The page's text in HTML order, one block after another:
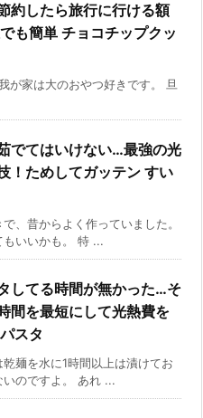
約したら旅行に行ける額
も簡単 チョコチップクッ
が家は大のおやつ好きです。 旦
でてはいけない…最強の光
！ためしてガッテン すい
、昔からよく作っていました。
いいかも。 特 ...
してる時間が無かった…そ
間を最短にして光熱費を
スタ
麺を水に1時間以上は漬けてお
のですよ。 あれ ...